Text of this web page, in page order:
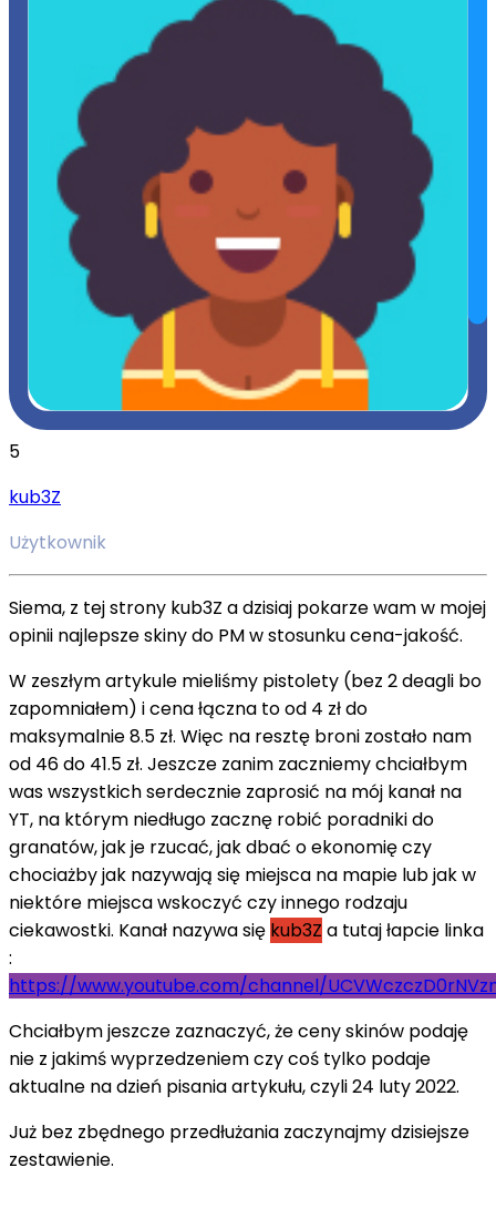
5
kub3Z
Użytkownik
Siema, z tej strony kub3Z a dzisiaj pokarze wam w mojej
opinii najlepsze skiny do PM w stosunku cena-jakość.
W zeszłym artykule mieliśmy pistolety (bez 2 deagli bo
zapomniałem) i cena łączna to od 4 zł do
maksymalnie 8.5 zł. Więc na resztę broni zostało nam
od 46 do 41.5 zł. Jeszcze zanim zaczniemy chciałbym
was wszystkich serdecznie zaprosić na mój kanał na
YT, na którym niedługo zacznę robić poradniki do
granatów, jak je rzucać, jak dbać o ekonomię czy
chociażby jak nazywają się miejsca na mapie lub jak w
niektóre miejsca wskoczyć czy innego rodzaju
ciekawostki. Kanał nazywa się kub3Z a tutaj łapcie linka
:
https://www.youtube.com/channel/
Chciałbym jeszcze zaznaczyć, że ceny skinów podaję
nie z jakimś wyprzedzeniem czy coś tylko podaje
aktualne na dzień pisania artykułu, czyli 24 luty 2022.
Już bez zbędnego przedłużania zaczynajmy dzisiejsze
zestawienie.